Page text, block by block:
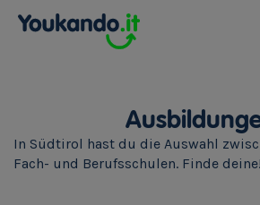
In Südtirol hast du die Auswahl
Fach- und Berufsschulen. Finde deine!